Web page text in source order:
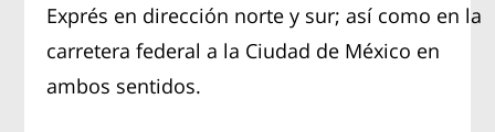
Exprés en dirección norte y sur; así como en la
carretera federal a la Ciudad de México en
ambos sentidos.